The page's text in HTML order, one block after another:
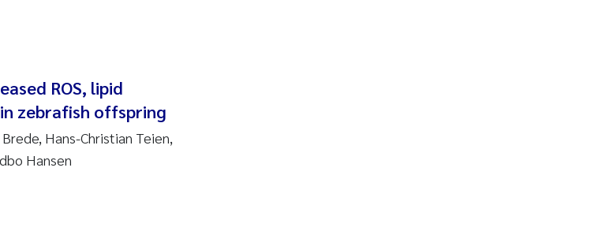
ROS, lipid
zebrafish offspring
Hans-Christian Teien,
Hansen